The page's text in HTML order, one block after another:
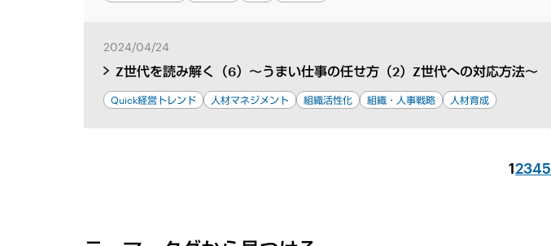
2024/04/24
Z世代を読み解く（6）～うまい仕事の任せ方（2）Z世代への対応方法～
Quick経営トレンド 人材マネジメント 組織活性化 組織・人事戦略 人材育成
12345